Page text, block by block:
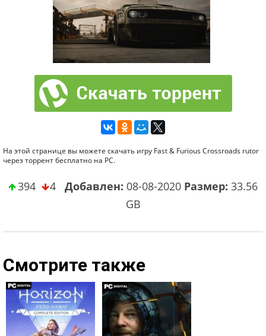
На этой странице вы можете скачать игру Fast & Furious Crossroads rutor
через торрент бесплатно на PC.
394 4 Добавлен: 08-08-2020 Размер: 33.56
GB
Смотрите также